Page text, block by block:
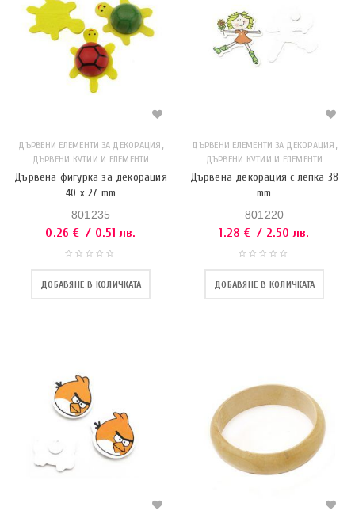
ДЪРВЕНИ ЕЛЕМЕНТИ ЗА ДЕКОРАЦИЯ ,
ДЪРВЕНИ КУТИИ И ЕЛЕМЕНТИ
Дървена фигурка за декорация
40 x 27 mm
801235
0.26 € / 0.51 лв.
ДОБАВЯНЕ В КОЛИЧКАТА
ДЪРВЕНИ ЕЛЕМЕНТИ ЗА ДЕКОРАЦИЯ ,
ДЪРВЕНИ КУТИИ И ЕЛЕМЕНТИ
Дървена декорация с лепка 38
mm
801220
1.28 € / 2.50 лв.
ДОБАВЯНЕ В КОЛИЧКАТА